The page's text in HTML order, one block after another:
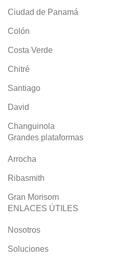
Ciudad de Panamá
Colón
Costa Verde
Chitré
Santiago
David
Changuinola
Grandes plataformas
Arrocha
Ribasmith
Gran Morisom
ENLACES ÚTILES
Nosotros
Soluciones